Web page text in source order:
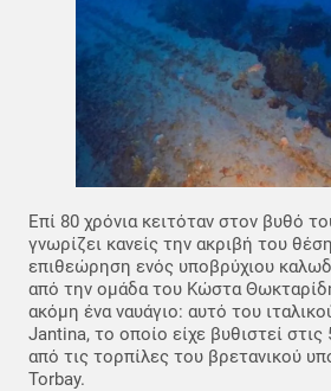
Eπί 80 χρόνια κειτόταν στον βυθό
γνωρίζει κανείς την ακριβή του
επιθεώρηση ενός υποβρύχιου
από την ομάδα του Κώστα
ακόμη ένα ναυάγιο: αυτό του
Jantina, το οποίο είχε βυθιστεί στις
από τις τορπίλες του βρετανικού
Torbay.